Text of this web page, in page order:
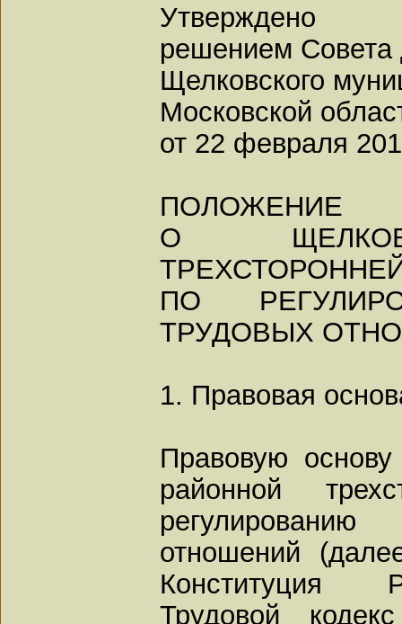
Утверждено
решением Совета
Щелковского
Московской
от 22 февраля
ПОЛОЖЕНИЕ
О
ПО
ТРУДОВЫХ
1. Правовая
Правовую
районной
отношений
Конституция
Трудовой